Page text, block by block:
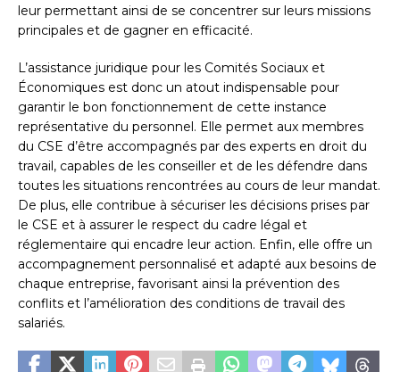
leur permettant ainsi de se concentrer sur leurs missions
principales et de gagner en efficacité.
L’assistance juridique pour les Comités Sociaux et
Économiques est donc un atout indispensable pour
garantir le bon fonctionnement de cette instance
représentative du personnel. Elle permet aux membres
du CSE d’être accompagnés par des experts en droit du
travail, capables de les conseiller et de les défendre dans
toutes les situations rencontrées au cours de leur mandat.
De plus, elle contribue à sécuriser les décisions prises par
le CSE et à assurer le respect du cadre légal et
réglementaire qui encadre leur action. Enfin, elle offre un
accompagnement personnalisé et adapté aux besoins de
chaque entreprise, favorisant ainsi la prévention des
conflits et l’amélioration des conditions de travail des
salariés.